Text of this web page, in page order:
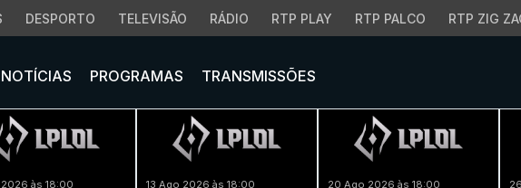
DESPORTO TELEVISÃO RÁDIO RTP PLAY RTP PALCO RTP ZIG
NOTÍCIAS PROGRAMAS TRANSMISSÕES
2026 às 18:00 13 Ago 2026 às 18:00 20 Ago 2026 às 18:00